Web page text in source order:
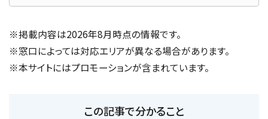
※掲載内容は2026年8月時点の情報です。
※窓口によっては対応エリアが異なる場合があります。
※本サイトにはプロモーションが含まれています。
この記事で分かること